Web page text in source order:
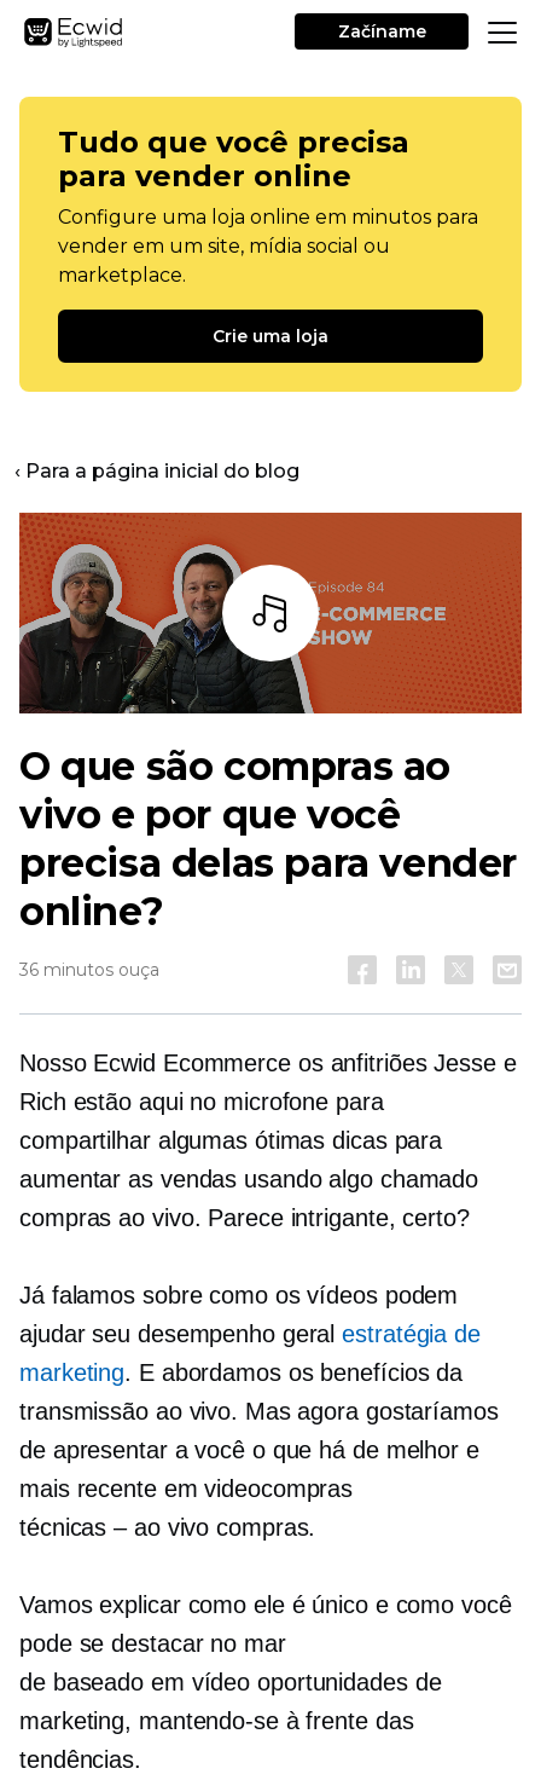
Začíname
Tudo que você precisa
para vender online
Configure uma loja online em minutos para
vender em um site, mídia social ou
marketplace.
Crie uma loja
‹ Para a página inicial do blog
Ouça
O que são compras ao
vivo e por que você
precisa delas para vender
online?
36 minutos ouça
Nosso Ecwid Ecommerceos anfitriões Jesse e
Rich estão aqui no microfone para
compartilhar algumas ótimas dicas para
aumentar as vendas usando algo chamado
compras ao vivo. Parece intrigante, certo?
Já falamos sobre como os vídeos podem
ajudar seu desempenho geralestratégia de
marketing. E abordamos os benefícios da
transmissão ao vivo. Mas agora gostaríamos
de apresentar a você o que há de melhor e
mais recente em videocompras
técnicas – ao vivo compras.
Vamos explicar como ele é único e como você
pode se destacar no mar
de baseado em vídeo oportunidades de
marketing, mantendo-se à frente das
tendências.